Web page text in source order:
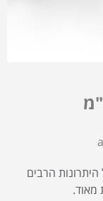
הרבים
מאוד.